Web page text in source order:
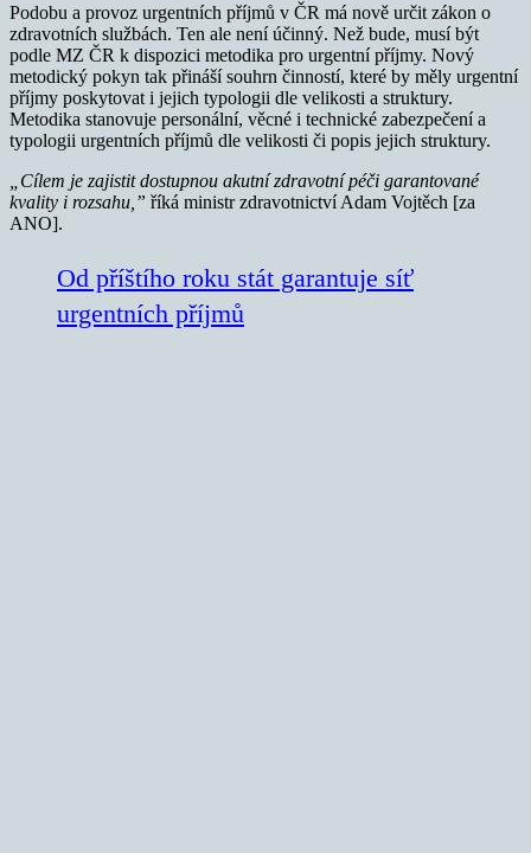
Podobu a provoz urgentních příjmů v ČR má nově určit zákon o
zdravotních službách. Ten ale není účinný. Než bude, musí být
podle MZ ČR k dispozici metodika pro urgentní příjmy. Nový
metodický pokyn tak přináší souhrn činností, které by měly urgentní
příjmy poskytovat i jejich typologii dle velikosti a struktury.
Metodika stanovuje personální, věcné i technické zabezpečení a
typologii urgentních příjmů dle velikosti či popis jejich struktury.
„Cílem je zajistit dostupnou akutní zdravotní péči garantované
kvality i rozsahu,” říká ministr zdravotnictví Adam Vojtěch [za
ANO].
Od příštího roku stát garantuje síť
urgentních příjmů